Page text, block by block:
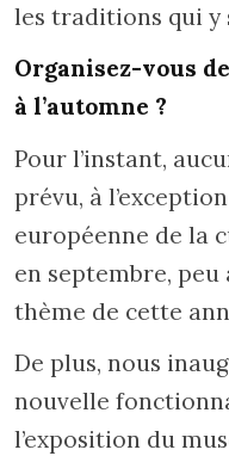
les traditions qui y
Organisez-vous
à l’automne ?
Pour l’instant,
prévu, à
européenne de la
en septembre, peu
thème de cette
De plus, nous
nouvelle
l’exposition du